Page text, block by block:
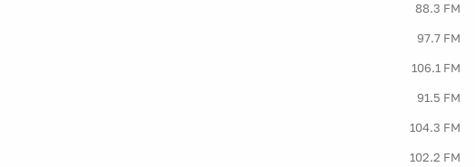
88.3 FM
97.7 FM
106.1 FM
91.5 FM
104.3 FM
102.2 FM